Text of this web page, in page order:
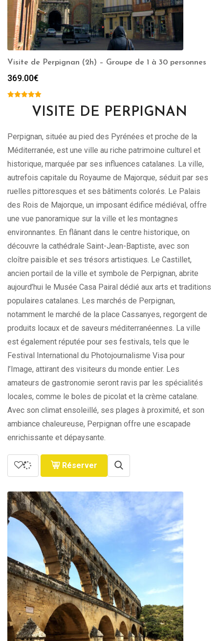
Visite de Perpignan (2h) – Groupe de 1 à 30 personnes
369.00€
VISITE DE PERPIGNAN
Perpignan, située au pied des Pyrénées et proche de la
Méditerranée, est une ville au riche patrimoine culturel et
historique, marquée par ses influences catalanes. La ville,
autrefois capitale du Royaume de Majorque, séduit par ses
ruelles pittoresques et ses bâtiments colorés. Le Palais
des Rois de Majorque, un imposant édifice médiéval, offre
une vue panoramique sur la ville et les montagnes
environnantes. En flânant dans le centre historique, on
découvre la cathédrale Saint-Jean-Baptiste, avec son
cloître paisible et ses trésors artistiques. Le Castillet,
ancien portail de la ville et symbole de Perpignan, abrite
aujourd’hui le Musée Casa Pairal dédié aux arts et traditions
populaires catalanes. Les marchés de Perpignan,
notamment le marché de la place Cassanyes, regorgent de
produits locaux et de saveurs méditerranéennes. La ville
est également réputée pour ses festivals, tels que le
Festival International du Photojournalisme Visa pour
l’Image, attirant des visiteurs du monde entier. Les
amateurs de gastronomie seront ravis par les spécialités
locales, comme le boles de picolat et la crème catalane.
Avec son climat ensoleillé, ses plages à proximité, et son
ambiance chaleureuse, Perpignan offre une escapade
enrichissante et dépaysante.
Réserver